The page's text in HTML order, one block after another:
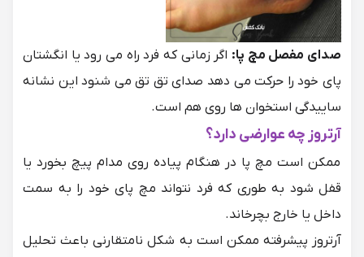
صدای مفصل مچ پا: اگر زمانی که فرد راه می رود یا انگشتان
پای خود را حرکت می دهد صدای تق تق می شنود این نشانه
ساییدگی استخوان ها روی هم است.
آرتروز چه عوارضی دارد؟
ممکن است مچ پا در هنگام پیاده روی مدام پیچ بخورد یا
قفل‌ شود به طوری که فرد نتواند مچ پای خود را به سمت
داخل یا خارج بچرخاند.
آرتروز پیشرفته ممکن است به شکل نامتقارنی باعث تحلیل